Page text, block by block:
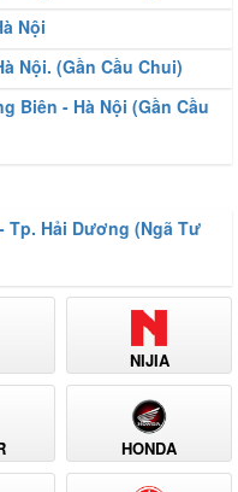
Nội
Nội. (Gần Cầu Chui)
Biên - Hà Nội (Gần Cầu
Tp. Hải Dương (Ngã Tư
NIJIA
HONDA